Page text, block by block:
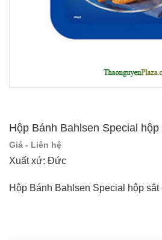
Hộp Bánh Bahlsen Special hộp
Giá - Liên hệ
Xuất xứ: Đức
Hộp Bánh Bahlsen Special hộp sắt